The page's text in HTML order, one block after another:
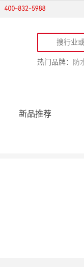
热门品牌： 防
新品推荐